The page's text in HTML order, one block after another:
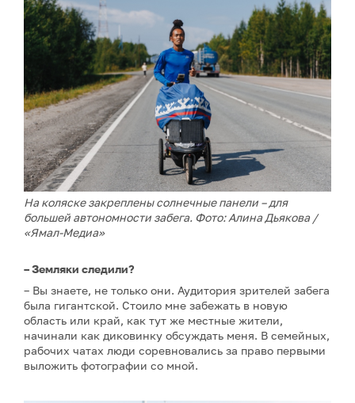
На коляске закреплены солнечные панели – для
большей автономности забега. Фото: Алина Дьякова /
«Ямал-Медиа»
– Земляки следили?
– Вы знаете, не только они. Аудитория зрителей забега
была гигантской. Стоило мне забежать в новую
область или край, как тут же местные жители,
начинали как диковинку обсуждать меня. В семейных,
рабочих чатах люди соревновались за право первыми
выложить фотографии со мной.